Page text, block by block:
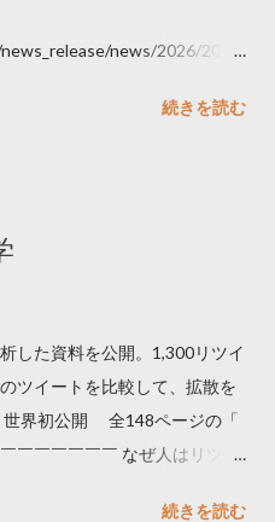
news/2026/2026
続きを読む
した資料を公開。1,300リツイ
ツイートを比較して、拡散を
世界初公開 全148ページの「
￣￣￣￣￣￣ なぜ人はリツイ
続きを読む